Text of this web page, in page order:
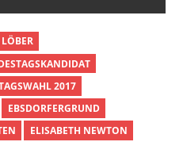
2017
EBSDORFERGRUND
ELISABETH NEWTON